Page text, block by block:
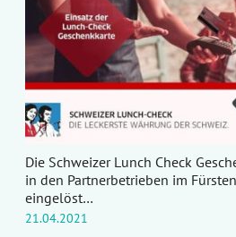
Die Schweizer Lunch Check
in den Partnerbetrieben im
eingelöst…
21.04.2021